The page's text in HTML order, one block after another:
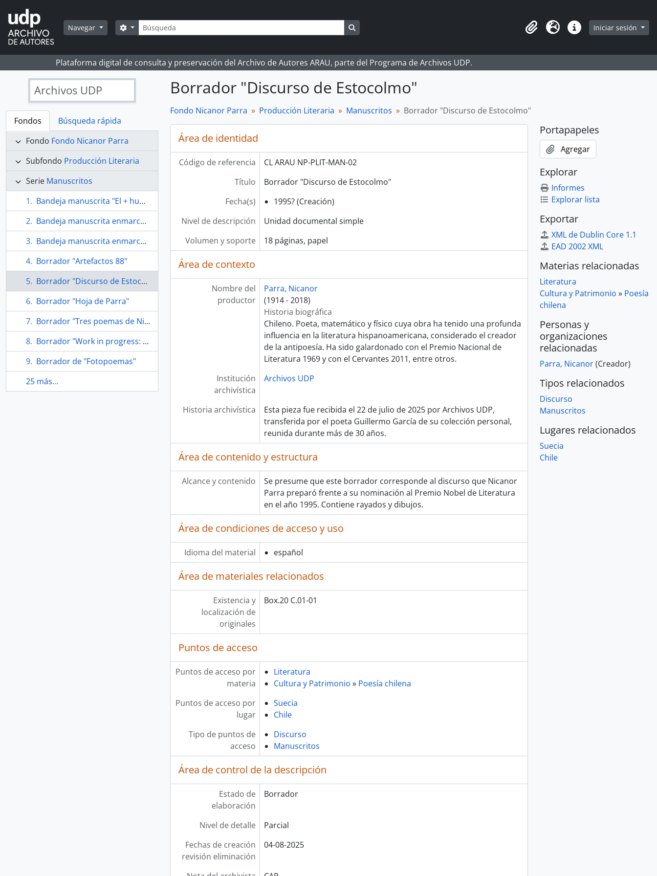
Skip to main content
Navegar Búsqueda
Search options
Portapapeles
Idioma Enlaces rápidos
Iniciar sesión
Plataforma digital de consulta y preservación del Archivo de Autores ARAU, parte del Programa de Archivos UDP.
Archivos UDP
Fondos
Búsqueda rápida
Fondo Fondo Nicanor Parra
Subfondo Producción Literaria
Serie Manuscritos
Bandeja manuscrita "El + humilde de los nihilistas"
Bandeja manuscrita enmarcada "La poesía pasa"
Bandeja manuscrita enmarcada "Poor & rich"
Borrador "Artefactos 88"
Borrador "Discurso de Estocolmo"
Borrador "Hoja de Parra"
Borrador "Tres poemas de Nicanor Parra"
Borrador "Work in progress: a reading at NYU poetry"
Borrador de "Fotopoemas"
25 más...
Borrador "Discurso de Estocolmo"
Fondo Nicanor Parra Producción Literaria Manuscritos Borrador "Discurso de Estocolmo"
Área de identidad
Código de referencia
CL ARAU NP-PLIT-MAN-02
Título
Borrador "Discurso de Estocolmo"
Fecha(s)
1995? (Creación)
Nivel de descripción
Unidad documental simple
Volumen y soporte
18 páginas, papel
Área de contexto
Nombre del
productor
Parra, Nicanor
(1914 - 2018)
Historia biográfica
Chileno. Poeta, matemático y físico cuya obra ha tenido una profunda
influencia en la literatura hispanoamericana, considerado el creador
de la antipoesía. Ha sido galardonado con el Premio Nacional de
Literatura 1969 y con el Cervantes 2011, entre otros.
Institución
archivística
Archivos UDP
Historia archivística
Esta pieza fue recibida el 22 de julio de 2025 por Archivos UDP,
transferida por el poeta Guillermo García de su colección personal,
reunida durante más de 30 años.
Área de contenido y estructura
Alcance y contenido
Se presume que este borrador corresponde al discurso que Nicanor
Parra preparó frente a su nominación al Premio Nobel de Literatura
en el año 1995. Contiene rayados y dibujos.
Área de condiciones de acceso y uso
Idioma del material español
Área de materiales relacionados
Existencia y
localización de
originales
Box.20 C.01-01
Puntos de acceso
Puntos de acceso por
materia
Literatura
Cultura y Patrimonio » Poesía chilena
Puntos de acceso por
lugar
Suecia
Chile
Tipo de puntos de
acceso
Discurso
Manuscritos
Área de control de la descripción
Estado de
elaboración
Borrador
Nivel de detalle
Parcial
Fechas de creación
revisión eliminación
04-08-2025
Portapapeles
Agregar
Explorar
Informes
Explorar lista
Exportar
XML de Dublin Core 1.1
EAD 2002 XML
Materias relacionadas
Literatura
Cultura y Patrimonio » Poesía
chilena
Personas y
organizaciones
relacionadas
Parra, Nicanor(Creador)
Tipos relacionados
Discurso
Manuscritos
Lugares relacionados
Suecia
Chile